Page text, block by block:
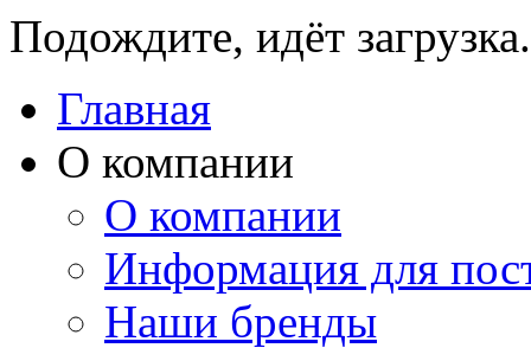
Подождите, идёт
Главная
О компании
О компании
Информация для
Наши бренды